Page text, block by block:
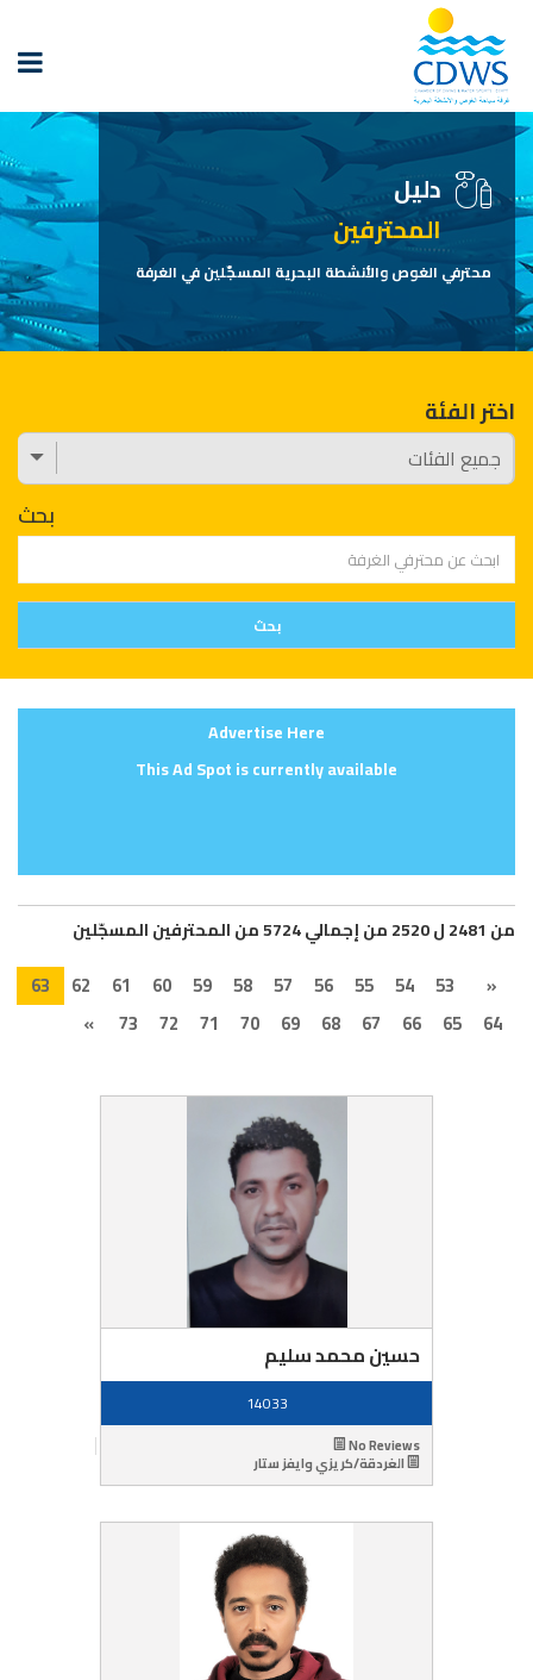
دليل
المحترفين
محترفي الغوص والأنشطة البحرية المسجّلين في الغرفة
اختر الفئة
بحث
Advertise Here
This Ad Spot is currently available
من 2481 ل 2520 من إجمالي 5724 من المحترفين المسجّلين
«
53
54
55
56
57
58
59
60
61
62
63
64
65
66
67
68
69
70
71
72
73
»
حسين محمد سليم
14033
No Reviews
الغردقة/كريزي وايفز ستار